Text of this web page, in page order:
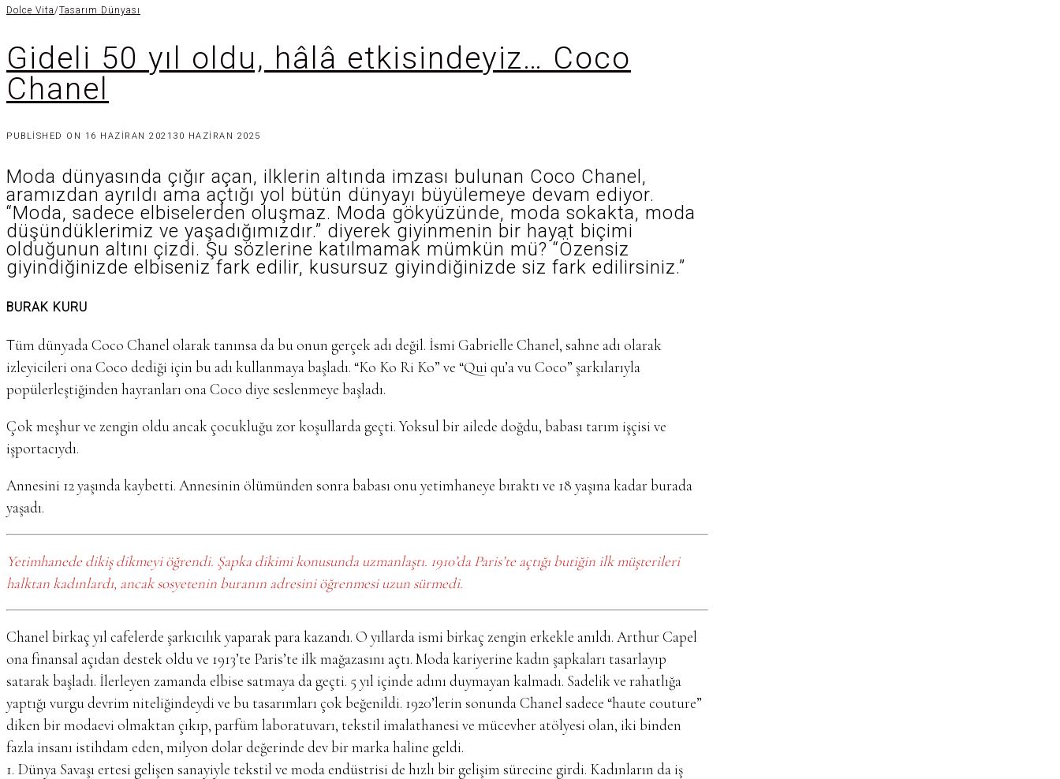
Dolce Vita/Tasarım Dünyası
Gideli 50 yıl oldu, hâlâ etkisindeyiz… Coco
Chanel
PUBLISHED ON 16 HAZIRAN 2021 30 HAZIRAN 2025
Moda dünyasında çığır açan, ilklerin altında imzası bulunan Coco Chanel,
aramızdan ayrıldı ama açtığı yol bütün dünyayı büyülemeye devam ediyor.
“Moda, sadece elbiselerden oluşmaz. Moda gökyüzünde, moda sokakta, moda
düşündüklerimiz ve yaşadığımızdır.” diyerek giyinmenin bir hayat biçimi
olduğunun altını çizdi. Şu sözlerine katılmamak mümkün mü? “Özensiz
giyindiğinizde elbiseniz fark edilir, kusursuz giyindiğinizde siz fark edilirsiniz.”
BURAK KURU
Tüm dünyada Coco Chanel olarak tanınsa da bu onun gerçek adı değil. İsmi Gabrielle Chanel, sahne adı olarak
izleyicileri ona Coco dediği için bu adı kullanmaya başladı. “Ko Ko Ri Ko” ve “Qui qu’a vu Coco” şarkılarıyla
popülerleştiğinden hayranları ona Coco diye seslenmeye başladı.
Çok meşhur ve zengin oldu ancak çocukluğu zor koşullarda geçti. Yoksul bir ailede doğdu, babası tarım işçisi ve
işportacıydı.
Annesini 12 yaşında kaybetti. Annesinin ölümünden sonra babası onu yetimhaneye bıraktı ve 18 yaşına kadar burada
yaşadı.
Yetimhanede dikiş dikmeyi öğrendi. Şapka dikimi konusunda uzmanlaştı. 1910’da Paris’te açtığı butiğin ilk müşterileri
halktan kadınlardı, ancak sosyetenin buranın adresini öğrenmesi uzun sürmedi.
Chanel birkaç yıl cafelerde şarkıcılık yaparak para kazandı. O yıllarda ismi birkaç zengin erkekle anıldı. Arthur Capel
ona finansal açıdan destek oldu ve 1913’te Paris’te ilk mağazasını açtı. Moda kariyerine kadın şapkaları tasarlayıp
satarak başladı. İlerleyen zamanda elbise satmaya da geçti. 5 yıl içinde adını duymayan kalmadı. Sadelik ve rahatlığa
yaptığı vurgu devrim niteliğindeydi ve bu tasarımları çok beğenildi. 1920’lerin sonunda Chanel sadece “haute couture”
diken bir modaevi olmaktan çıkıp, parfüm laboratuvarı, tekstil imalathanesi ve mücevher atölyesi olan, iki binden
fazla insanı istihdam eden, milyon dolar değerinde dev bir marka haline geldi.
1. Dünya Savaşı ertesi gelişen sanayiyle tekstil ve moda endüstrisi de hızlı bir gelişim sürecine girdi. Kadınların da iş